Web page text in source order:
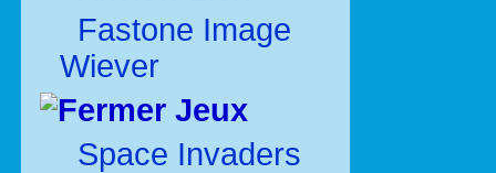
Fastone Image
Wiever
Jeux
Space Invaders